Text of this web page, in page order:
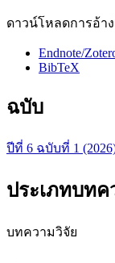
ดาวน์โหลดการอ้า
Endnote/
BibTeX
ฉบับ
ปีที่ 6 ฉบับที่ 1
ประเภทบทค
บทความวิจัย